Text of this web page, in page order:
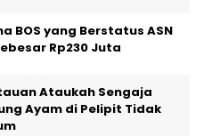
BOS yang Berstatus ASN
Rp230 Juta
Ataukah Sengaja
Ayam di Pelipit Tidak